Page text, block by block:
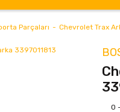
Parçaları Chevrolet Trax
0